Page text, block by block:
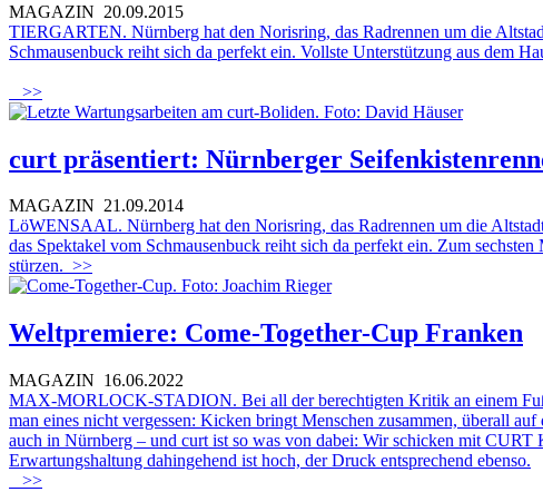
MAGAZIN 20.09.2015
TIERGARTEN. Nürnberg hat den Norisring, das Radrennen um die
Schmausenbuck reiht sich da perfekt ein. Vollste Unterstützung aus dem
>>
curt präsentiert: Nürnberger
MAGAZIN 21.09.2014
LöWENSAAL. Nürnberg hat den Norisring, das Radrennen um die
das Spektakel vom Schmausenbuck reiht sich da perfekt ein. Zum
stürzen. >>
Weltpremiere: Come-Together-Cup Franken
MAGAZIN 16.06.2022
MAX-MORLOCK-STADION. Bei all der berechtigten Kritik an einem
man eines nicht vergessen: Kicken bringt Menschen zusammen, überall
auch in Nürnberg – und curt ist so was von dabei: Wir schicken mit
Erwartungshaltung dahingehend ist hoch, der Druck entsprechend ebenso.
>>